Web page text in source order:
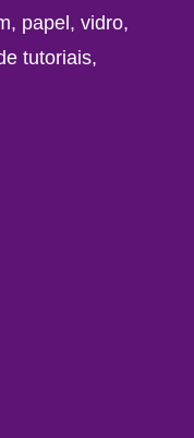
papel, vidro,
tutoriais,